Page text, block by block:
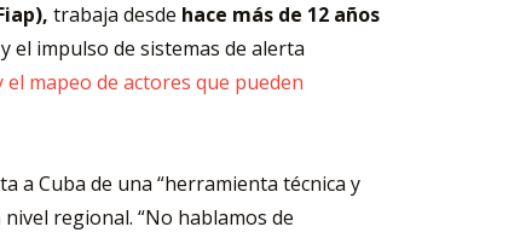
trabaja desde hace más de 12 años
y el impulso de sistemas de alerta
mapeo de actores que pueden
a Cuba de una “herramienta técnica y
regional. “No hablamos de